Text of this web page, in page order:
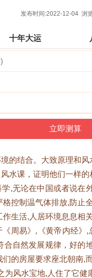
发布时间:2022-12-04 浏
十年大运
的结合。大致原理和
水课，证明他们一样的
无论在中国或者说在
控制温气体排放,防止
生活,人居环境息息相关
易》,《黄帝内经》,
合自然发展规律，好的
的房屋要求座北朝南,
为风水宝地,人住了它健